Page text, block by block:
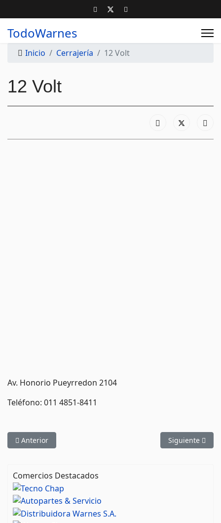
TodoWarnes
Inicio Cerrajería 12 Volt
12 Volt
Av. Honorio Pueyrredon 2104
Teléfono: 011 4851-8411
Artículo anterior: Cerrajería del Automotor Box Marley
Anterior Artículo
Siguiente
Comercios Destacados